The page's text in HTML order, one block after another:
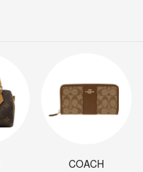
COACH